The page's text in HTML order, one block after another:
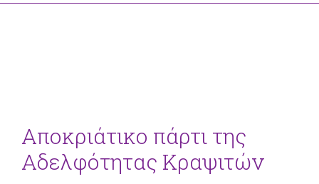
Αποκριάτικο πάρτι της
Αδελφότητας Κραψιτών